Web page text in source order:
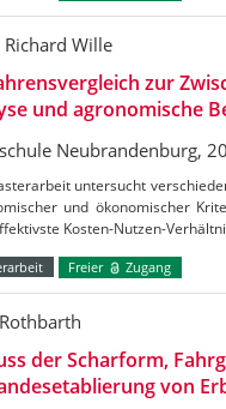
Richard Wille
zur
und agronomische
Neubrandenburg,
untersucht
und ökonomischer
Kosten-Nutzen-
Freier Zugang
der Scharform,
von